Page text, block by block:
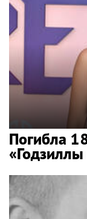
Погибла
«Годзиллы